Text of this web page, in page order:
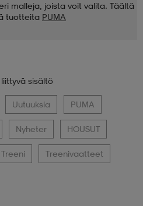
malleja, joista voit valita. Täältä
tuotteita PUMA
sisältö
Uutuuksia PUMA
Nyheter HOUSUT
Treeni Treenivaatteet